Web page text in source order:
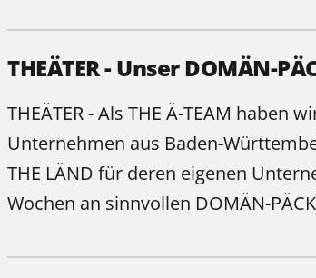
THEÄTER - Unser DOMÄN-
THEÄTER - Als THE Ä-TEAM haben
Unternehmen aus Baden-
THE LÄND für deren eigenen
Wochen an sinnvollen DOMÄN-